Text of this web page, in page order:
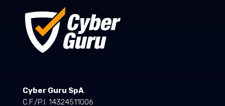
Cyber Guru SpA
C.F./P.I. 14324511006